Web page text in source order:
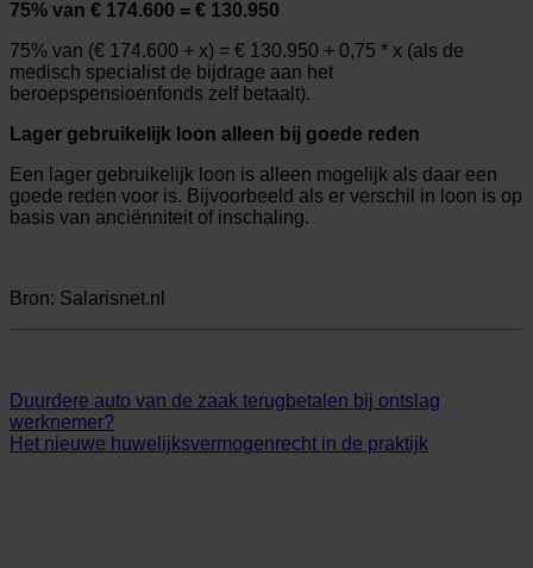
75% van € 174.600 = € 130.950
75% van (€ 174.600 + x) = € 130.950 + 0,75 * x (als de
medisch specialist de bijdrage aan het
beroepspensioenfonds zelf betaalt).
Lager gebruikelijk loon alleen bij goede reden
Een lager gebruikelijk loon is alleen mogelijk als daar een
goede reden voor is. Bijvoorbeeld als er verschil in loon is op
basis van anciënniteit of inschaling.
Bron: Salarisnet.nl
Duurdere auto van de zaak terugbetalen bij ontslag
werknemer?
Het nieuwe huwelijksvermogenrecht in de praktijk